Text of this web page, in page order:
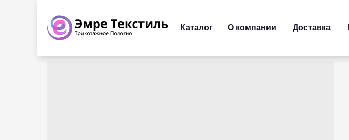
Каталог О компании Доставка